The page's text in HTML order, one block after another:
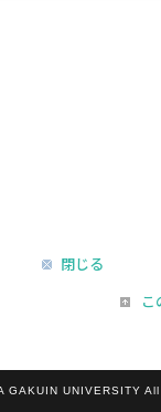
閉じる
こ
GAKUIN UNIVERSITY